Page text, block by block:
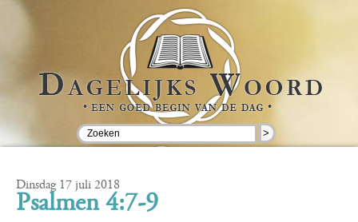
>
Dinsdag 17 juli 2018
Psalmen 4:7-9